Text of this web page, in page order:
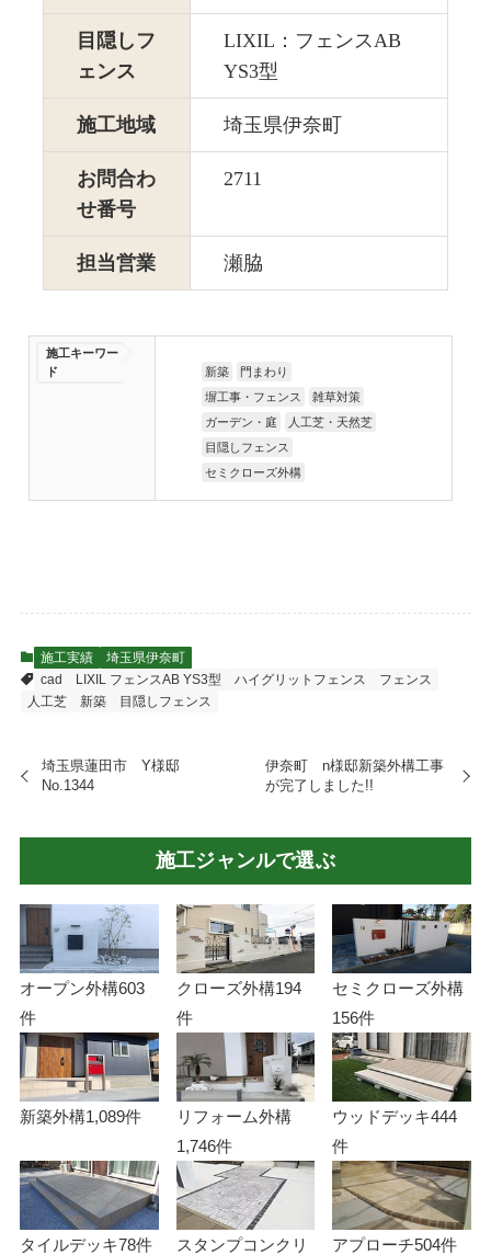
目隠しフ
ェンス
LIXIL：フェンスAB
YS3型
施工地域 埼玉県伊奈町
お問合わ
せ番号
2711
担当営業 瀬脇
施工キーワー
ド
新築
門まわり
塀工事・フェンス
雑草対策
ガーデン・庭
人工芝・天然芝
目隠しフェンス
セミクローズ外構
施工実績
埼玉県伊奈町
cad
LIXIL フェンスAB YS3型 ハイグリットフェンス
フェンス
人工芝
新築 目隠しフェンス
埼玉県蓮田市 Y様邸
No.1344
伊奈町 n様邸新築外構工事
が完了しました!!
施工ジャンルで選ぶ
オープン外構603
件
クローズ外構194
件
セミクローズ外構
156件
新築外構1,089件
リフォーム外構
1,746件
ウッドデッキ444
件
タイルデッキ78件
スタンプコンクリ
アプローチ504件